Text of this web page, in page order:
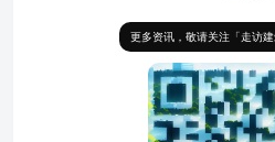
更多资讯，敬请关注「走访